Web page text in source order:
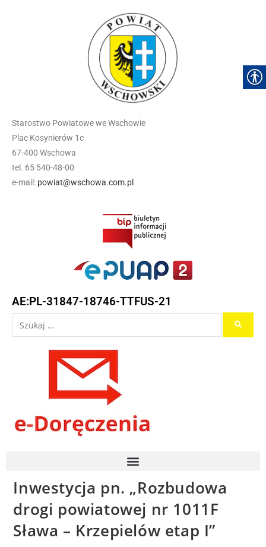
Starostwo Powiatowe we Wschowie
Plac Kosynierów 1c
67-400 Wschowa
tel. 65 540-48-00
e-mail: powiat@wschowa.com.pl
AE:PL-31847-18746-TTFUS-21
Inwestycja pn. „Rozbudowa
drogi powiatowej nr 1011F
Sława – Krzepielów etap I”